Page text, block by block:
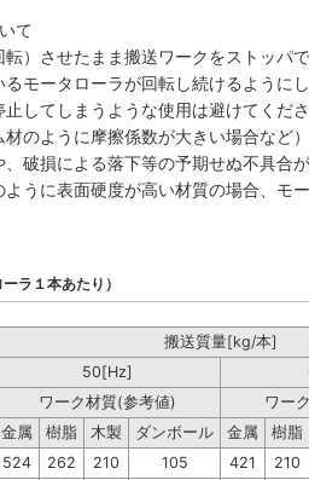
て
）させたまま搬送ワークをストッパ
モータローラが回転し続けるように
してしまうような使用は避けてくだ
材のように摩擦係数が大きい場合など）
破損による落下等の予期せぬ不具合
うに表面硬度が高い材質の場合、モ
ラ１本あたり）
搬送質量[kg/本]
50[Hz]
ワーク材質(参考値)
ワー
金属
樹脂 木製 ダンボール 金属
樹脂
524 262 210 105 421
210